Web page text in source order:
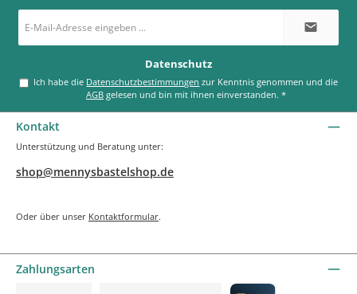
Mail-
*
Datenschutz
Ich habe die Datenschutzbestimmungen
AGB gelesen und bin mit ihnen einverstanden.*
Kontakt
Unterstützung und Beratung unter:
shop@mennysbastelshop.de
Oder über unser Kontaktformular.
Zahlungsarten